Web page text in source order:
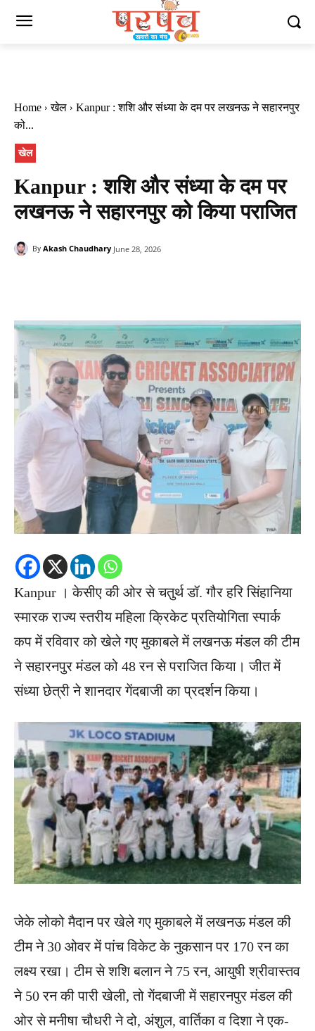
Home खेल
Kanpur : शशि और संध्या के दम पर लखनऊ ने सहारनपुर
को...
खेल
Kanpur : शशि और संध्या के दम पर
लखनऊ ने सहारनपुर को किया पराजित
By Akash Chaudhary June 28, 2026
Kanpur । केसीए की ओर से चतुर्थ डॉ. गौर हरि सिंहानिया
स्मारक राज्य स्तरीय महिला क्रिकेट प्रतियोगिता स्पार्क
कप में रविवार को खेले गए मुकाबले में लखनऊ मंडल की टीम
ने सहारनपुर मंडल को 48 रन से पराजित किया। जीत में
संध्या छेत्री ने शानदार गेंदबाजी का प्रदर्शन किया।
जेके लोको मैदान पर खेले गए मुकाबले में लखनऊ मंडल की
टीम ने 30 ओवर में पांच विकेट के नुकसान पर 170 रन का
लक्ष्य रखा। टीम से श​शि बलान ने 75 रन, आयुषी श्रीवास्तव
ने 50 रन की पारी खेली, तो गेंदबाजी में सहारनपुर मंडल की
ओर से मनीषा चौधरी ने दो, अंशुल, वार्तिका व दिशा ने एक-